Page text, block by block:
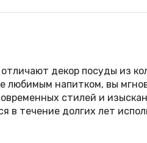
декор посуды из
любимым напитком, вы
стилей и
в течение долгих лет